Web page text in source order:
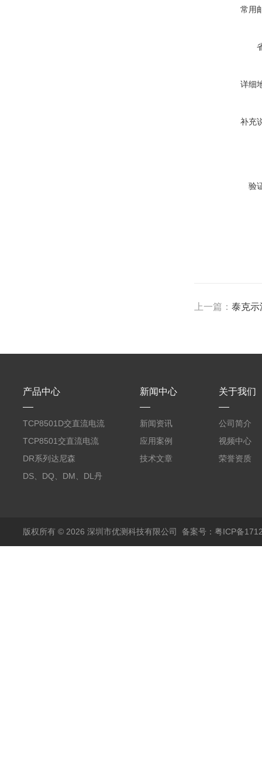
常用
详细
补充
验
上一篇：泰克
产品中心
TCP8501D交直流电流
探头500A
TCP8501交直流电流
探头500A
DR系列达尼森
Danisense高精度电流
DS、DQ、DM、DL丹
新闻中心
新闻资讯
应用案例
技术文章
关于我们
公司简介
视频中心
荣誉资质
版权所有 © 2026 深圳市优测科技有限公司 备案号：粤ICP备